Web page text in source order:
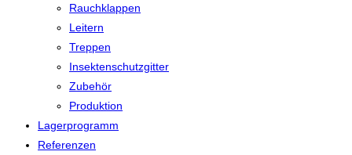
Rauchklappen
Leitern
Treppen
Insektenschutzgitter
Zubehör
Produktion
Lagerprogramm
Referenzen